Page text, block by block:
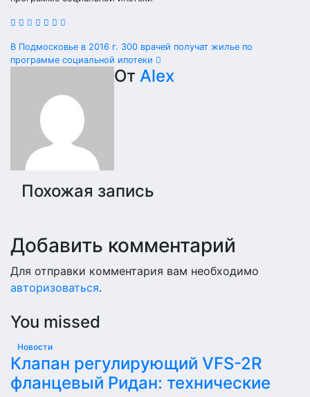
Навигация
записям
В Подмосковье в 2016 г. 300 врачей получат жилье по
программе социальной ипотеки
От Alex
Похожая запись
Добавить комментарий
Для отправки комментария вам необходимо
авторизоваться.
You missed
Новости
Клапан регулирующий VFS-2R
фланцевый Ридан: технические